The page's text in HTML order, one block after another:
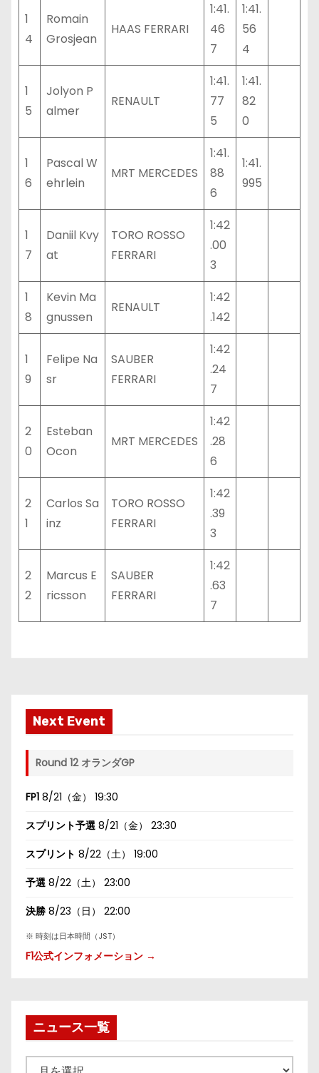
1
4
Romain
Grosjean
HAAS FERRARI
1:41.
46
7
1:41.
56
4
1
5
Jolyon P
almer
RENAULT
1:41.
77
5
1:41.
82
0
1
6
Pascal W
ehrlein
MRT MERCEDES
1:41.
88
6
1:41.
995
1
7
Daniil Kvy
at
TORO ROSSO
FERRARI
1:42
.00
3
1
8
Kevin Ma
gnussen
RENAULT
1:42
.142
1
9
Felipe Na
sr
SAUBER
FERRARI
1:42
.24
7
2
0
Esteban
Ocon
MRT MERCEDES
1:42
.28
6
2
1
Carlos Sa
inz
TORO ROSSO
FERRARI
1:42
.39
3
2
2
Marcus E
ricsson
SAUBER
FERRARI
1:42
.63
7
Next Event
Round 12 オランダGP
FP1 8/21（金） 19:30
スプリント予選 8/21（金） 23:30
スプリント 8/22（土） 19:00
予選 8/22（土） 23:00
決勝 8/23（日） 22:00
※ 時刻は日本時間（JST）
F1公式インフォメーション →
ニュース一覧